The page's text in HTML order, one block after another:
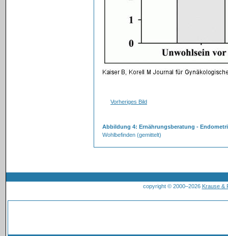
Vorheriges Bild
Abbildung 4: Ernährungsberatung -
Wohlbefinden (gemittelt)
copyright © 2000–2026 Krause &